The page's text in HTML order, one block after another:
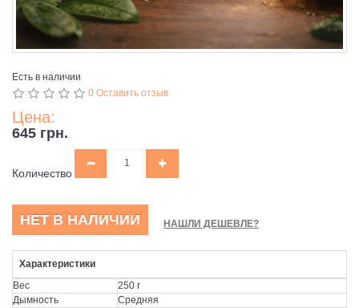
Есть в наличии
0 Оставить отзыв
Цена:
645 грн.
Количество
НЕТ В НАЛИЧИИ НАШЛИ ДЕШЕВЛЕ?
Характеристики
Вес
250 г
Дымность
Средняя